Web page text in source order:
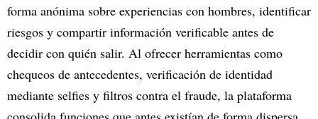
forma anónima sobre experiencias con hombres, identificar
riesgos y compartir información verificable antes de
decidir con quién salir. Al ofrecer herramientas como
chequeos de antecedentes, verificación de identidad
mediante selfies y filtros contra el fraude, la plataforma